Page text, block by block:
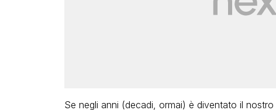
Se negli anni (decadi, ormai) è diventato il